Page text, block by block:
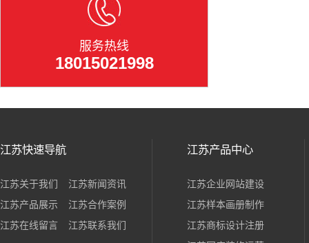
服务热线
18015021998
江苏快速导航
江苏关于我们
江苏新闻资讯
江苏产品展示
江苏合作案例
江苏在线留言
江苏联系我们
江苏产品中心
江苏企业网站建设
江苏样本画册制作
江苏商标设计注册